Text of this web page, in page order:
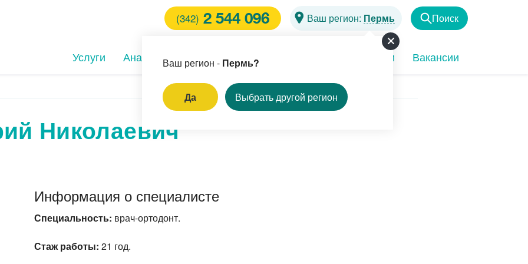
(342) 2 544 096 Ваш регион: Пермь
Ваш регион - Пермь?
Да Выбрать другой регион
Поиск
Услуги Анализы Клиники Врачи Акции Вакансии
родинок и
коррекция зрения
Николаевич
Информация о специалисте
Специальность: врач-ортодонт.
Стаж работы: 21 год.